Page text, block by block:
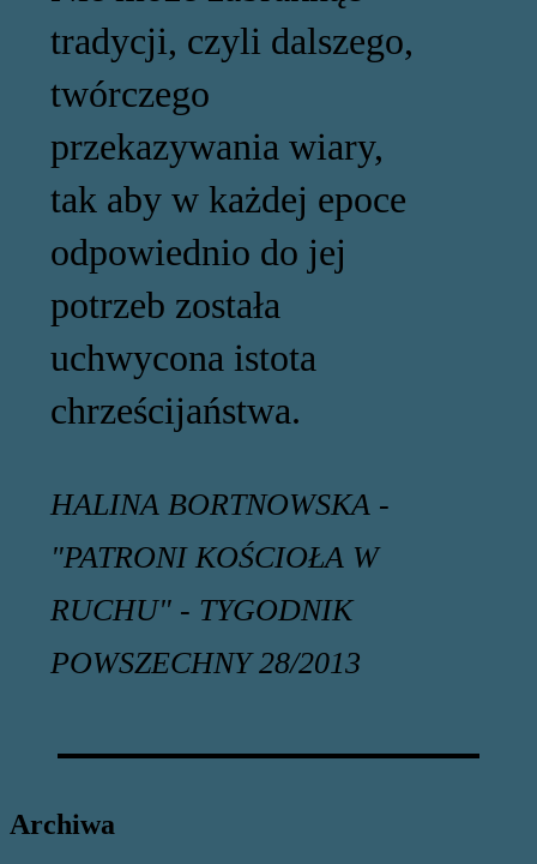
tradycji, czyli dalszego,
twórczego
przekazywania wiary,
tak aby w każdej epoce
odpowiednio do jej
potrzeb została
uchwycona istota
chrześcijaństwa.
HALINA BORTNOWSKA -
"PATRONI KOŚCIOŁA W
RUCHU" - TYGODNIK
POWSZECHNY 28/2013
Archiwa